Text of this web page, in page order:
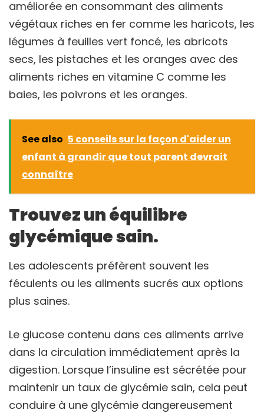
améliorée en consommant des aliments
végétaux riches en fer comme les haricots, les
légumes à feuilles vert foncé, les abricots
secs, les pistaches et les oranges avec des
aliments riches en vitamine C comme les
baies, les poivrons et les oranges.
See also 5 conseils sur la façon d'aider un
enfant à grandir que tout parent devrait
connaître
Trouvez un équilibre
glycémique sain.
Les adolescents préfèrent souvent les
féculents ou les aliments sucrés aux options
plus saines.
Le glucose contenu dans ces aliments arrive
dans la circulation immédiatement après la
digestion. Lorsque l’insuline est sécrétée pour
maintenir un taux de glycémie sain, cela peut
conduire à une glycémie dangereusement